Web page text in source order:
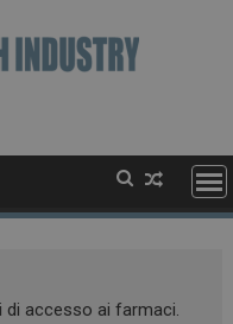
di accesso ai farmaci.